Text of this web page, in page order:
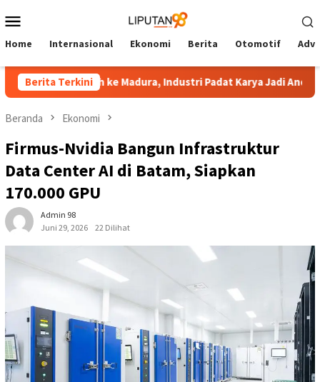
ke
Mobile
Home Internasional Ekonomi Berita Otomotif
Berita Terkini
Pindah ke Madura, Industri Padat Karya Jadi Andalan
Beranda Ekonomi
Firmus-Nvidia Bangun Infrastruktur
Data Center AI di Batam, Siapkan
170.000 GPU
Admin 98
Juni 29, 2026
22 Dilihat